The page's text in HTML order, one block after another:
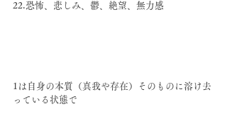
22.恐怖、悲しみ、鬱、絶望、無力感
1は自身の本質（真我や存在）そのものに溶け去
っている状態で